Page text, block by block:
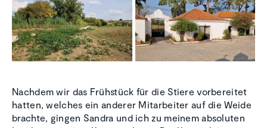
Nachdem wir das Frühstück für die Stiere vorbereitet
hatten, welches ein anderer Mitarbeiter auf die Weide
brachte, gingen Sandra und ich zu meinem absoluten